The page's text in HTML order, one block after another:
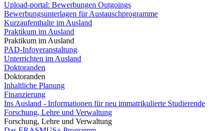
Upload-portal: Bewerbungen Outgoings
Bewerbungsunterlagen für Austauschprogramme
Kurzaufenthalte im Ausland
Praktikum im Ausland
Praktikum im Ausland
PAD-Infoveranstaltung
Unterrichten im Ausland
Doktoranden
Doktoranden
Inhaltliche Planung
Finanzierung
Ins Ausland - Informationen für neu immatrikulierte Studierende
Forschung, Lehre und Verwaltung
Forschung, Lehre und Verwaltung